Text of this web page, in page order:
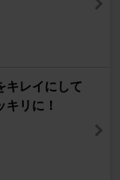
キレイにして
キリに！